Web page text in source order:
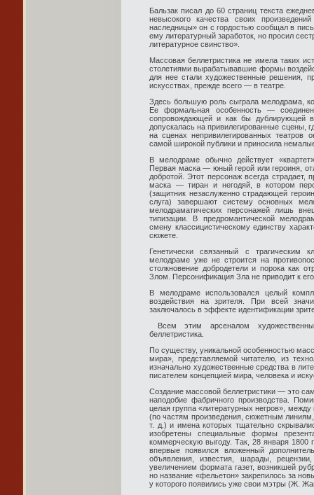
Бальзак писал до 60 страниц текста
невысокого качества своих
наследницы» он с гордостью сообщал в
ему литературный заработок, но просил
литературное свинство».
Массовая беллетристика не имела таких
столетиями вырабатывавшие формы
для нее стали художественные решения,
искусствах, прежде всего — в театре.
Здесь большую роль сыграла мелодрама,
Ее формальная особенность —
сопровождающей и как бы дублирующей
допускалась на привилегированные сцены,
на сценах непривилегированных театров
самой широкой публики и приносила
В мелодраме обычно действует
Первая маска — юный герой или героиня,
добротой. Этот персонаж всегда
маска — тиран и негодяй, в котором
(защитник незаслуженно страдающей
слуга) завершают систему основных
мелодраматических персонажей лишь
типизации. В предромантической
смену классицистическому единству
сюжете.
Генетически связанный с трагическим
мелодраме уже не строится на
столкновение добродетели и порока как
Злом. Персонификация Зла не приводит к
В мелодраме использовался целый
воздействия на зрителя. При всей
заключалось в эффекте идентификации
Всем этим арсеналом
беллетристика.
По существу, уникальной особенностью
мира», представляемой читателю, из
изначально художественные средства в
писателем концепцией мира, человека и
Создание массовой беллетристики — это
наподобие фабричного производства.
целая группа «литературных негров»,
(по частям произведения, сюжетным
т. д.) и имена которых тщательно
изобретены специальные формы
коммерческую выгоду. Так, 28 января 1800
впервые появился вложенный
объявления, известия, шарады,
увеличением формата газет, возникшей
но название «фельетон» закрепилось за
у которого появились уже свои мэтры (Ж.